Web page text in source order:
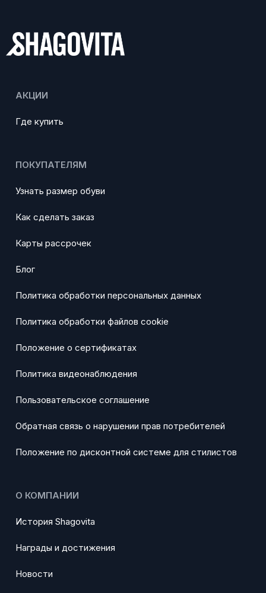
АКЦИИ
Где купить
ПОКУПАТЕЛЯМ
Узнать размер обуви
Как сделать заказ
Карты рассрочек
Блог
Политика обработки персональных данных
Политика обработки файлов cookie
Положение о сертификатах
Политика видеонаблюдения
Пользовательское соглашение
Обратная связь о нарушении прав потребителей
Положение по дисконтной системе для стилистов
О КОМПАНИИ
История Shagovita
Награды и достижения
Новости